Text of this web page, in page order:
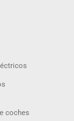
coches